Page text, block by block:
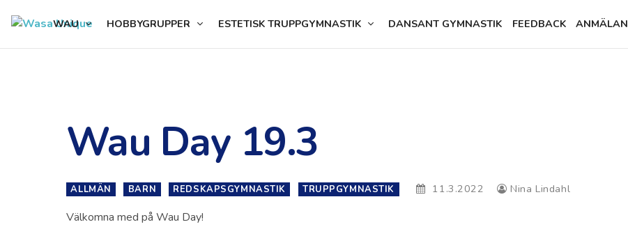
WAU HOBBYGRUPPER ESTETISK TRUPPGYMNASTIK DANSANT GYMNASTIK FEEDBACK ANMÄLAN
Wau Day 19.3
ALLMÄN BARN REDSKAPSGYMNASTIK TRUPPGYMNASTIK 11.3.2022 Nina Lindahl
Välkomna med på Wau Day!